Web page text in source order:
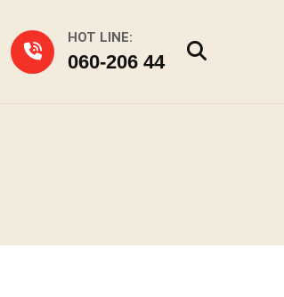
HOT LINE:
060-206 44